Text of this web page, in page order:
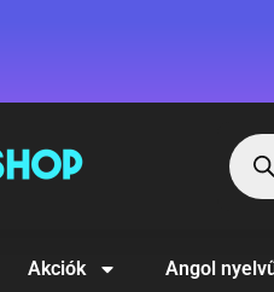
Akciók Angol